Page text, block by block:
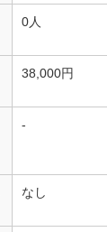
0人
38,000円
-
なし